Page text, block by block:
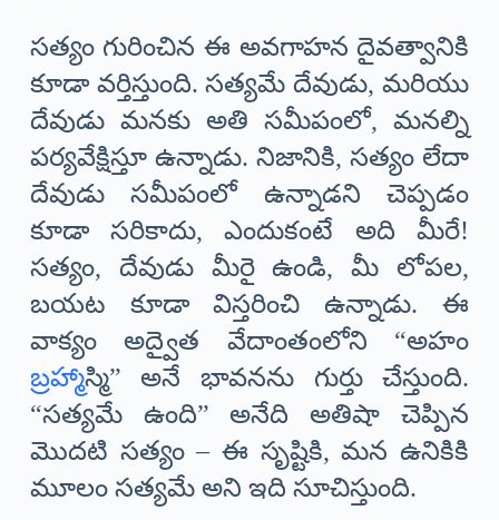
సత్యం గురించిన ఈ అవగాహన దైవత్వానికి
కూడా వర్తిస్తుంది. సత్యమే దేవుడు, మరియు
దేవుడు మనకు అతి సమీపంలో, మనల్ని
పర్యవేక్షిస్తూ ఉన్నాడు. నిజానికి, సత్యం లేదా
దేవుడు సమీపంలో ఉన్నాడని చెప్పడం
కూడా సరికాదు, ఎందుకంటే అది మీరే!
సత్యం, దేవుడు మీరై ఉండి, మీ లోపల,
బయట కూడా విస్తరించి ఉన్నాడు. ఈ
వాక్యం అద్వైత వేదాంతంలోని “అహం
బ్రహ్మాస్మి” అనే భావనను గుర్తు చేస్తుంది.
“సత్యమే ఉంది” అనేది అతిషా చెప్పిన
మొదటి సత్యం – ఈ సృష్టికి, మన ఉనికికి
మూలం సత్యమే అని ఇది సూచిస్తుంది.